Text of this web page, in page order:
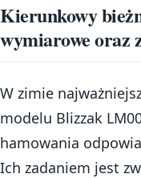
Kierunkowy
wymiarowe oraz
W zimie
modelu Blizzak
hamowania
Ich zadaniem jest